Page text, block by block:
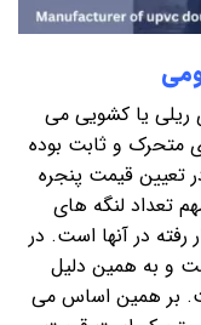
ریلی یا کشویی می
متحرک و ثابت بوده
قیمت پنجره
تعداد لنگه های
در آنها است. در
و به همین دلیل
بر همین اساس می